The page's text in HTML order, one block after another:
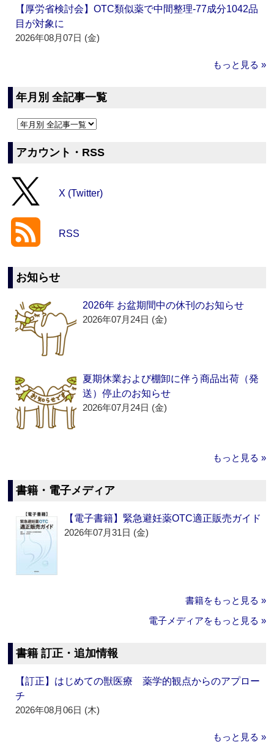
【厚労省検討会】OTC類似薬で中間整理‐77成分1042品
目が対象に
2026年08月07日 (金)
もっと見る »
年月別 全記事一覧
アカウント・RSS
X (Twitter)
RSS
お知らせ
2026年 お盆期間中の休刊のお知らせ
2026年07月24日 (金)
夏期休業および棚卸に伴う商品出荷（発
送）停止のお知らせ
2026年07月24日 (金)
もっと見る »
書籍・電子メディア
【電子書籍】緊急避妊薬OTC適正販売ガイド
2026年07月31日 (金)
書籍をもっと見る »
電子メディアをもっと見る »
書籍 訂正・追加情報
【訂正】はじめての獣医療 薬学的観点からのアプロー
チ
2026年08月06日 (木)
もっと見る »